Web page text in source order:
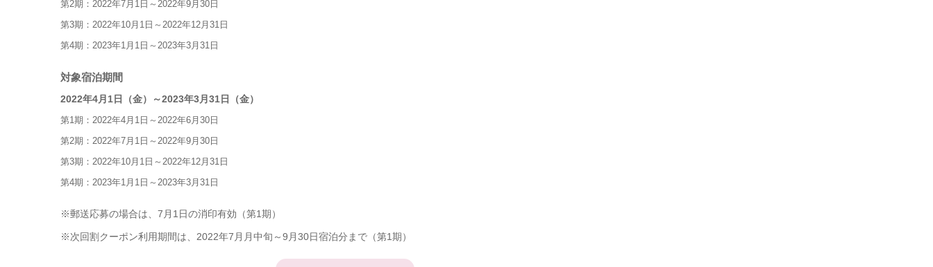
第2期：2022年7月1日～2022年9月30日
第3期：2022年10月1日～2022年12月31日
第4期：2023年1月1日～2023年3月31日
対象宿泊期間
2022年4月1日（金）～2023年3月31日（金）
第1期：2022年4月1日～2022年6月30日
第2期：2022年7月1日～2022年9月30日
第3期：2022年10月1日～2022年12月31日
第4期：2023年1月1日～2023年3月31日
※郵送応募の場合は、7月1日の消印有効（第1期）
※次回割クーポン利用期間は、2022年7月月中旬～9月30日宿泊分まで（第1期）